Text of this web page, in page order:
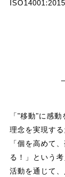
「"移動"に感
理念を実現す
「個を高めて
る！」という
活動を通じて